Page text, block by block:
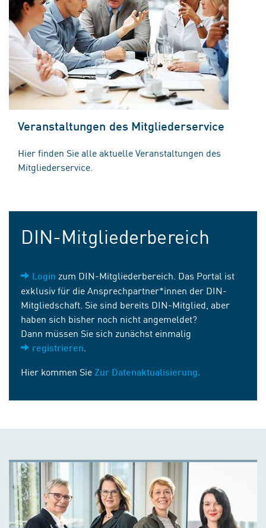
Veranstaltungen des Mitgliederservice
Hier finden Sie alle aktuelle Veranstaltungen des
Mitgliederservice.
DIN-Mitgliederbereich
Login zum DIN-Mitgliederbereich. Das Portal ist
exklusiv für die Ansprechpartner*innen der DIN-
Mitgliedschaft. Sie sind bereits DIN-Mitglied, aber
haben sich bisher noch nicht angemeldet?
Dann müssen Sie sich zunächst einmalig
registrieren
Hier kommen Sie Zur Datenaktualisierung.